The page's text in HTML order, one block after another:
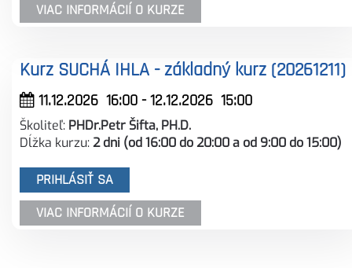
VIAC INFORMÁCIÍ O KURZE
Kurz SUCHÁ IHLA - základný kurz (20261211)
11.12.2026 16:00- 12.12.2026 15:00
Školiteľ: PHDr.Petr Šifta, PH.D.
Dĺžka kurzu:2 dni (od 16:00 do 20:00 a od 9:00 do 15:00)
PRIHLÁSIŤ SA
VIAC INFORMÁCIÍ O KURZE